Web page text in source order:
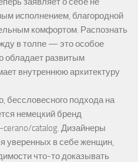
исполнением, благородной
комфортом. Распознать
в толпе — это особое
обладает развитым
внутреннюю архитектуру
бессловесного подхода на
немецкий бренд
catalog. Дизайнеры
уверенных в себе женщин,
что-то доказывать